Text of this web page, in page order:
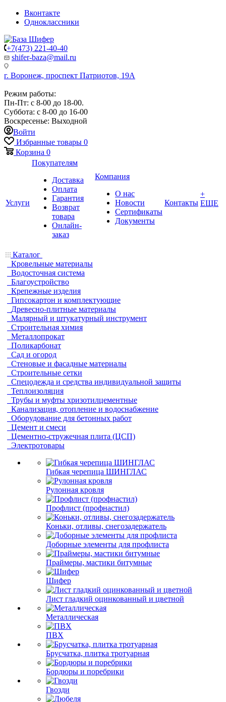
Вконтакте
Одноклассники
+7(473) 221-40-40
shifer-baza@mail.ru
г. Воронеж, проспект Патриотов, 19А
Режим работы:
Пн-Пт: с 8-00 до 18-00.
Суббота: с 8-00 до 16-00
Воскресенье: Выходной
Войти
Избранные товары 0
Корзина 0
Услуги
Покупателям
Доставка
Оплата
Гарантия
Возврат
товара
Онлайн-
заказ
Компания
О нас
Новости
Сертификаты
Документы
Контакты
+
ЕЩЕ
Каталог
Кровельные материалы
Водосточная система
Благоустройство
Крепежные изделия
Гипсокартон и комплектующие
Древесно-плитные материалы
Малярный и штукатурный инструмент
Строительная химия
Металлопрокат
Поликарбонат
Сад и огород
Стеновые и фасадные материалы
Строительные сетки
Спецодежда и средства индивидуальной защиты
Теплоизоляция
Трубы и муфты хризотилцементные
Канализация, отопление и водоснабжение
Оборудование для бетонных работ
Цемент и смеси
Цементно-стружечная плита (ЦСП)
Электротовары
Гибкая черепица ШИНГЛАС
Рулонная кровля
Профлист (профнастил)
Коньки, отливы, снегозадержатель
Доборные элементы для профлиста
Праймеры, мастики битумные
Шифер
Лист гладкий оцинкованный и цветной
Металлическая
ПВХ
Брусчатка, плитка тротуарная
Бордюры и поребрики
Гвозди